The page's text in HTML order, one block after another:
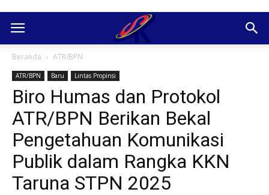
Beranda ATR/BPN
ATR/BPN Baru Lintas Propinsi
Biro Humas dan Protokol
ATR/BPN Berikan Bekal
Pengetahuan Komunikasi
Publik dalam Rangka KKN
Taruna STPN 2025